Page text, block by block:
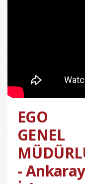
EGO
GENEL
- Ankaray